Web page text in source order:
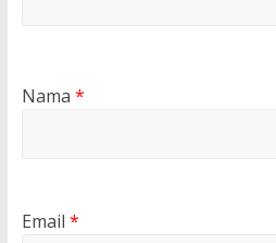
Nama *
Email *